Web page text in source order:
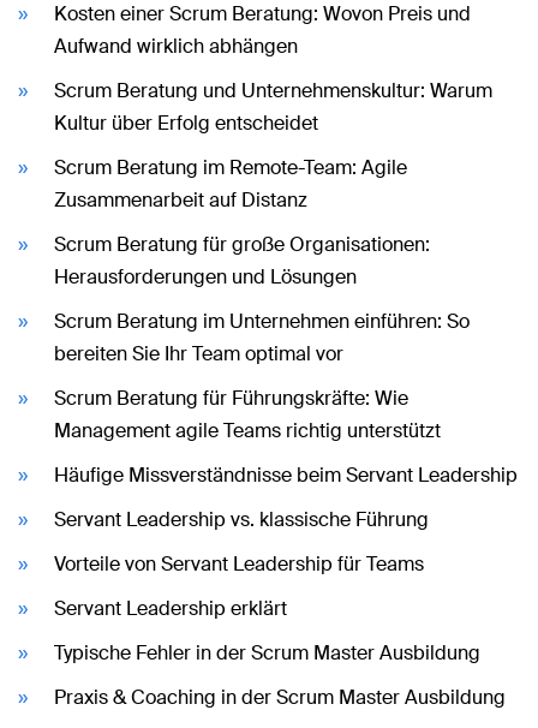
Kosten einer Scrum Beratung: Wovon Preis und
Aufwand wirklich abhängen
Scrum Beratung und Unternehmenskultur: Warum
Kultur über Erfolg entscheidet
Scrum Beratung im Remote-Team: Agile
Zusammenarbeit auf Distanz
Scrum Beratung für große Organisationen:
Herausforderungen und Lösungen
Scrum Beratung im Unternehmen einführen: So
bereiten Sie Ihr Team optimal vor
Scrum Beratung für Führungskräfte: Wie
Management agile Teams richtig unterstützt
Häufige Missverständnisse beim Servant Leadership
Servant Leadership vs. klassische Führung
Vorteile von Servant Leadership für Teams
Servant Leadership erklärt
Typische Fehler in der Scrum Master Ausbildung
Praxis & Coaching in der Scrum Master Ausbildung